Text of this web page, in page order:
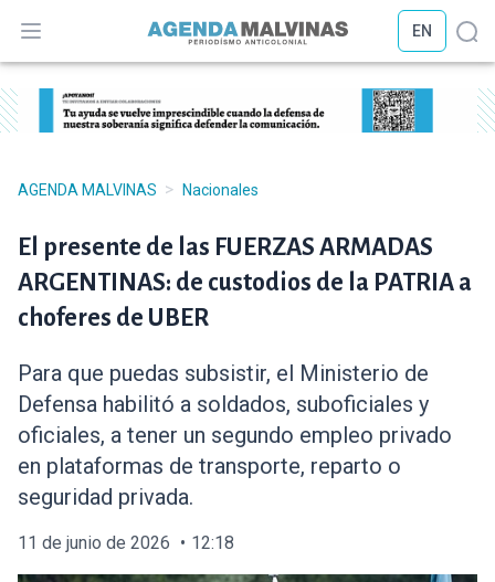
Abrir menú
EN
AGENDA MALVINAS > Nacionales
El presente de las FUERZAS ARMADAS
ARGENTINAS: de custodios de la PATRIA a
choferes de UBER
Para que puedas subsistir, el Ministerio de
Defensa habilitó a soldados, suboficiales y
oficiales, a tener un segundo empleo privado
en plataformas de transporte, reparto o
seguridad privada.
11 de junio de 2026 12:18